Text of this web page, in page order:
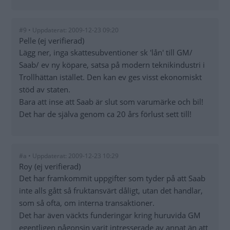
#9 • Uppdaterat: 2009-12-23 09:20
Pelle (ej verifierad)
Lägg ner, inga skattesubventioner sk 'lån' till GM/
Saab/ ev ny köpare, satsa på modern teknikindustri i
Trollhättan istället. Den kan ev ges visst ekonomiskt
stöd av staten.
Bara att inse att Saab är slut som varumärke och bil!
Det har de själva genom ca 20 års förlust sett till!
#a • Uppdaterat: 2009-12-23 10:29
Roy (ej verifierad)
Det har framkommit uppgifter som tyder på att Saab
inte alls gått så fruktansvärt dåligt, utan det handlar,
som så ofta, om interna transaktioner.
Det har även väckts funderingar kring huruvida GM
egentligen någonsin varit intresserade av annat än att